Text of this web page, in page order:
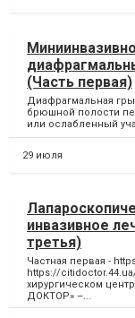
(Часть первая)
Диафрагмальная
брюшной полости
или ослабленный
29 июля
инвазивное
третья)
Частная первая -
https://
хирургическом
ДОКТОР» –...